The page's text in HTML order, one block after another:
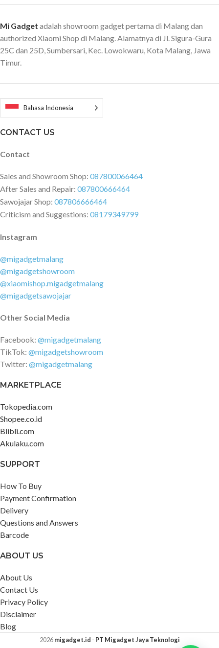
arah badan dengan jarak sekitar 5
thermometer, suhu badan
langsung terukur secara akurat.
LED Display Hasil deteksi suhu
menyimpan data suhu tubuh
Terdapat fitur auto off pada
display ini jika thermometer tidak
Package Contents 1 x Xiaomi
Mi Gadget adalah showroom gadget pertama di Malang dan
authorized Xiaomi Shop di Malang. Alamatnya di Jl. Sigura-Gura
25C dan 25D, Sumbersari, Kec. Lowokwaru, Kota Malang, Jawa
Timur.
Bahasa Indonesia
CONTACT US
Contact
Sales and Showroom Shop: 087800066464
After Sales and Repair: 087800666464
Sawojajar Shop: 087806666464
Criticism and Suggestions: 08179349799
Instagram
@migadgetmalang
@migadgetshowroom
@xiaomishop.migadgetmalang
@migadgetsawojajar
Other Social Media
Facebook: @migadgetmalang
TikTok: @migadgetshowroom
Twitter: @migadgetmalang
MARKETPLACE
Tokopedia.com
Shopee.co.id
Blibli.com
Akulaku.com
SUPPORT
How To Buy
Payment Confirmation
Delivery
Questions and Answers
Barcode
ABOUT US
About Us
Contact Us
Privacy Policy
Disclaimer
Blog
2026migadget.id - PT Migadget Jaya Teknologi